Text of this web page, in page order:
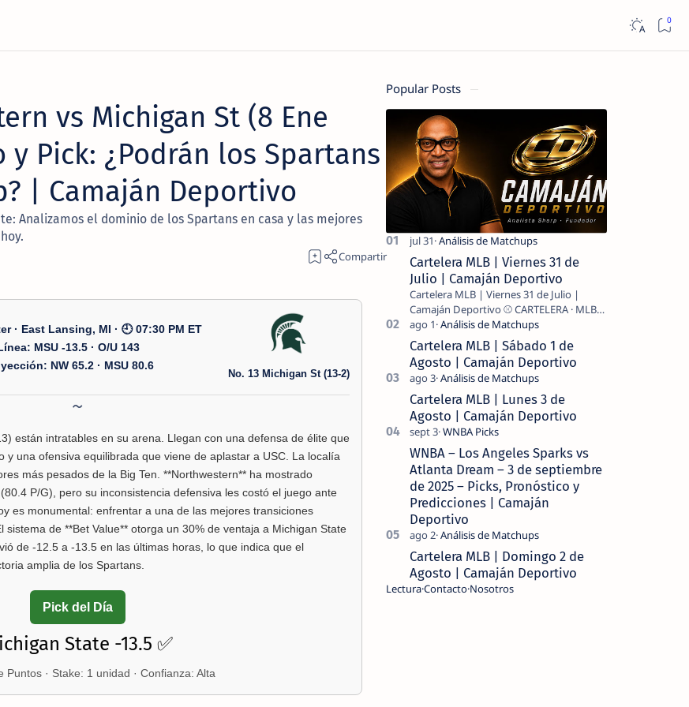
vs Michigan St (8 Ene
y Pick: ¿Podrán los Spartans
| Camaján Deportivo
Analizamos el dominio de los Spartans en casa y las mejores
· East Lansing, MI · 🕘 07:30 PM ET
MSU -13.5 · O/U 143
NW 65.2 · MSU 80.6
No. 13 Michigan St (13-2)
están intratables en su arena. Llegan con una defensa de élite que
y una ofensiva equilibrada que viene de aplastar a USC. La localía
más pesados de la Big Ten. **Northwestern** ha mostrado
P/G), pero su inconsistencia defensiva les costó el juego ante
es monumental: enfrentar a una de las mejores transiciones
de **Bet Value** otorga un 30% de ventaja a Michigan State
de -12.5 a -13.5 en las últimas horas, lo que indica que el
amplia de los Spartans.
Pick del Día
State -13.5 ✅
Puntos · Stake: 1 unidad · Confianza: Alta
Popular Posts
Cartelera MLB | Viernes 31 de
Julio | Camaján Deportivo
Cartelera MLB | Viernes 31 de Julio |
Camaján Deportivo ⚾ CARTELERA · MLB
2026 ⚾ MI LECTURA DEL DÍA …
Cartelera MLB | Sábado 1 de
Agosto | Camaján Deportivo
Cartelera MLB | Lunes 3 de
Agosto | Camaján Deportivo
WNBA – Los Angeles Sparks vs
Atlanta Dream – 3 de septiembre
de 2025 – Picks, Pronóstico y
Predicciones | Camaján
Deportivo
Cartelera MLB | Domingo 2 de
Agosto | Camaján Deportivo
LecturaContactoNosotros